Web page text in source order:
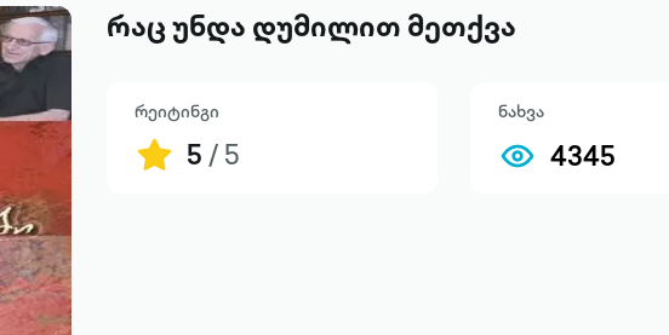
საკონკურსო განაცხადირაც უნდა დუმილით მეთქვა
რეიტინგი
5/ 5
ნახვა
4345